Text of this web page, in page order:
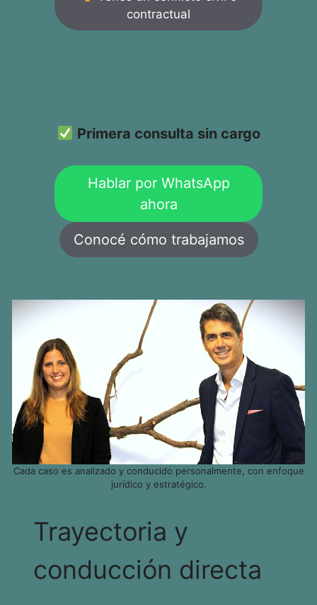
contractual
Primera consulta sin cargo
Hablar por WhatsApp
ahora
Conocé cómo trabajamos
Cada caso es analizado y conducido personalmente, con enfoque
jurídico y estratégico.
Trayectoria y
conducción directa